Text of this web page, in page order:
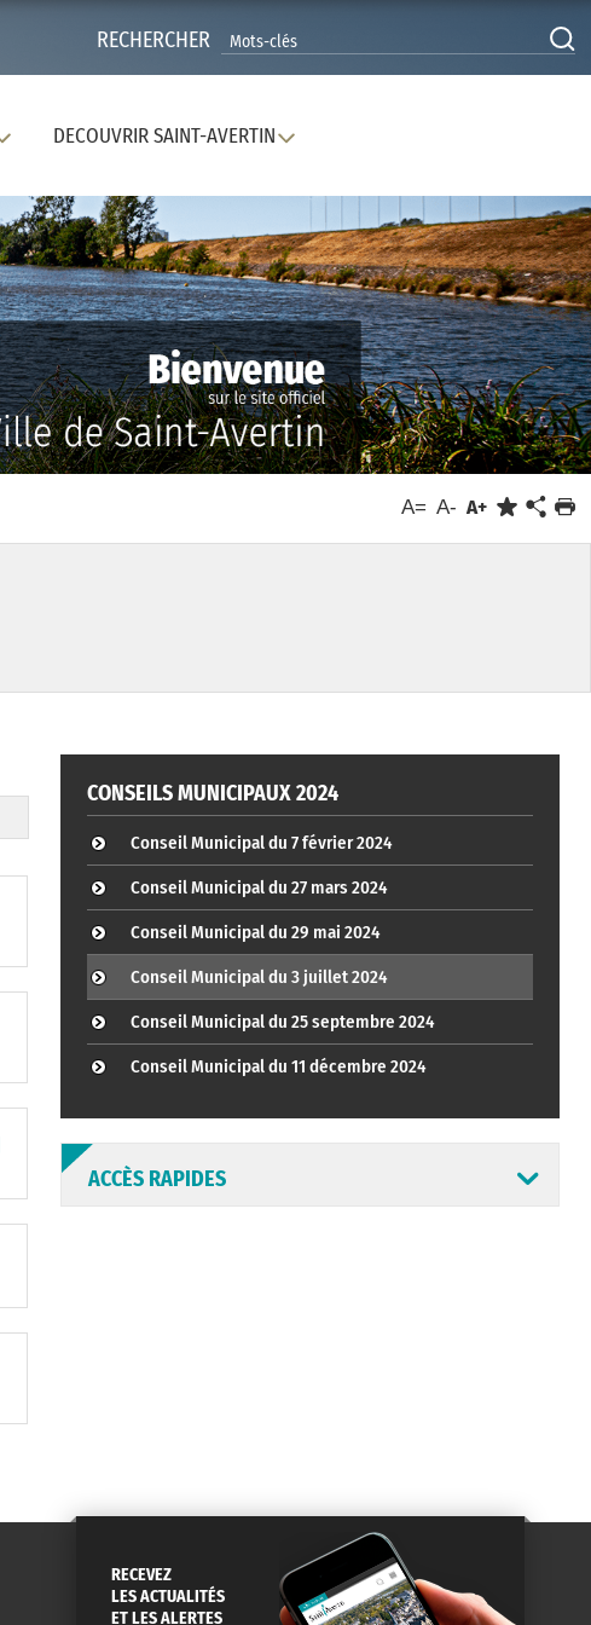
RECHERCHER
DECOUVRIR SAINT-AVERTIN
A= A- A+
CONSEILS MUNICIPAUX 2024
Conseil Municipal du 7 février 2024
Conseil Municipal du 27 mars 2024
Conseil Municipal du 29 mai 2024
Conseil Municipal du 3 juillet 2024
Conseil Municipal du 25 septembre 2024
Conseil Municipal du 11 décembre 2024
ACCÈS RAPIDES
DE QUARTIER
CARTE D'IDENTITÉ
RESTAURATION
RECEVEZ
LES ACTUALITÉS
ET LES ALERTES